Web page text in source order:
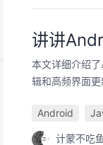
讲讲
本文详细介绍了
辑和高频界面更
Android
计蒙不吃鱼